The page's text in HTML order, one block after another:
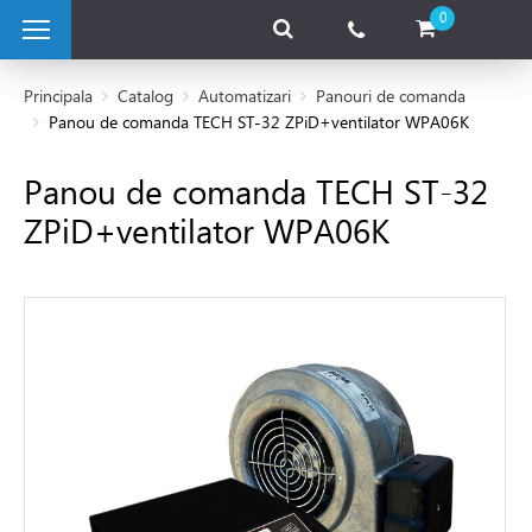
pe gaz
0
Principala Catalog Automatizari
Panouri de comanda
Panou de comanda TECH ST-32 ZPiD+ventilator WPA06K
Panou de comanda TECH ST-32
ZPiD+ventilator WPA06K